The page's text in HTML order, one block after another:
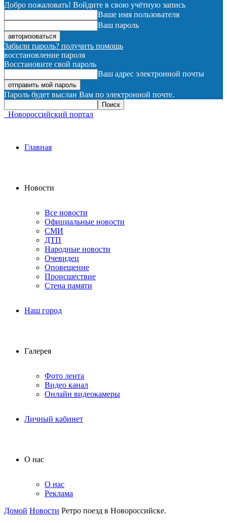
Добро пожаловать! Войдите в свою учётную запись
Ваше имя пользователя
Ваш пароль
Забыли пароль? получить помощь
восстановление пароля
Восстановите свой пароль
Ваш адрес электронной почты
Пароль будет выслан Вам по электронной почте.
Новороссийский портал
Главная
Новости
Все новости
Официальные новости
СМИ
ДТП
Народные новости
Очевидец
Оповещение
Происшествие
Стена памяти
Наш город
Галерея
Фото лента
Видео канал
Онлайн видеокамеры
Личный кабинет
О нас
О нас
Реклама
Домой Новости Ретро поезд в Новороссийске.